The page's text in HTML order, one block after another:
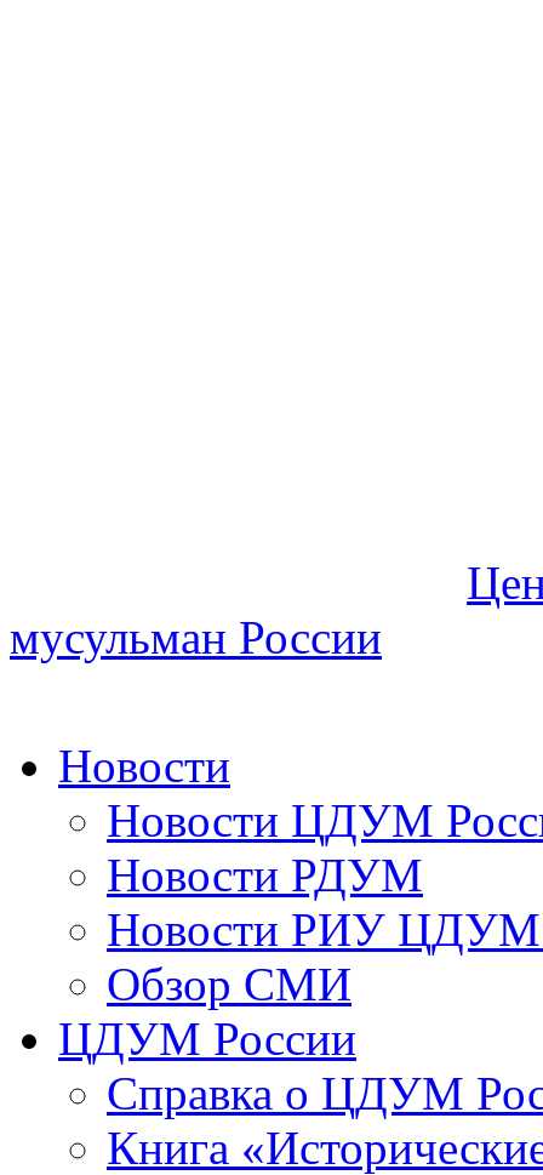
мусульман России
Новости
Новости ЦДУМ
Новости РДУМ
Новости РИУ ЦДУМ
Обзор СМИ
ЦДУМ России
Справка о ЦДУМ
Книга